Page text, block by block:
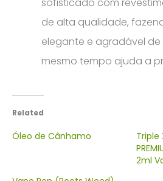
de alta qualidade,
elegante e agradável de
mesmo tempo ajuda a
Related
Óleo de Cânhamo
Triple
2ml